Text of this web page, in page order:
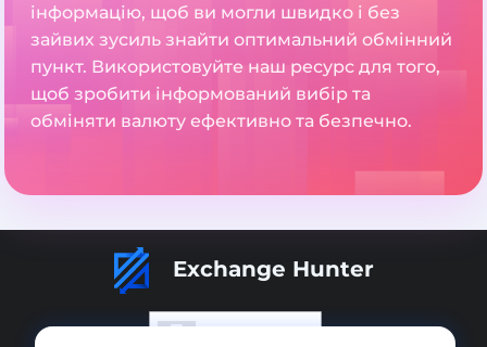
інформацію, щоб ви могли швидко і без
зайвих зусиль знайти оптимальний обмінний
пункт. Використовуйте наш ресурс для того,
щоб зробити інформований вибір та
обміняти валюту ефективно та безпечно.
Exchange Hunter